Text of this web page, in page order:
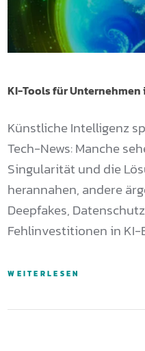
KI-Tools für Unternehmen
Künstliche Intelligenz
Tech-News: Manche
Singularität und die
herannahen, andere
Deepfakes,
Fehlinvestitionen in
WEITERLESEN